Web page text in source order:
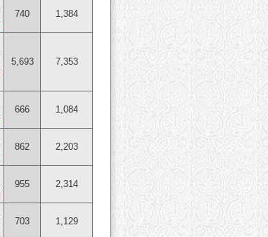
740 1,384
5,693 7,353
666 1,084
862 2,203
955 2,314
703 1,129